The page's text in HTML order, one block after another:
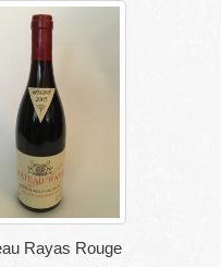
Rayas Rouge